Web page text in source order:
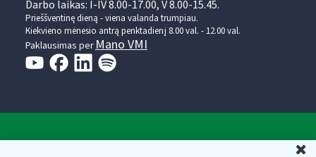
Darbo laikas: I-IV 8.00-17.00, V 8.00-15.45.
Prieššventinę dieną - viena valanda trumpiau.
Kiekvieno mėnesio antrą penktadienį 8.00 val. - 12.00 val.
Paklausimas perMano VMI
Valstybinė mokesčių inspekcija prie Lietuvos